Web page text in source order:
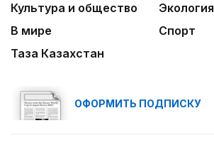
Культура и общество
Экология
В мире
Спорт
Таза Казахстан
ОФОРМИТЬ ПОДПИСКУ